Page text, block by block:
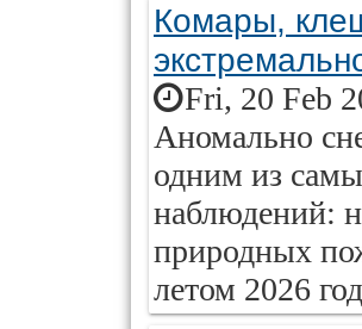
Комары,
Fri, 20 Feb
Аномально
одним из
наблюдений:
природных
летом 2026